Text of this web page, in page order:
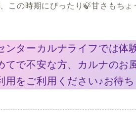
この時期にぴったり🍃甘さもち
ンターカルナライフでは体
てで不安な方、カルナのお
用をご利用ください♪お待